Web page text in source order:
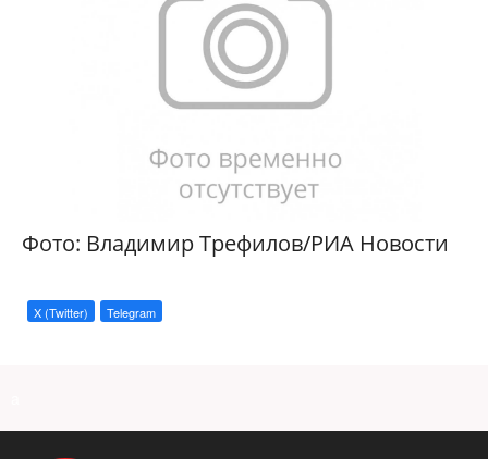
Фото: Владимир Трефилов/РИА Новости
X (Twitter) Telegram